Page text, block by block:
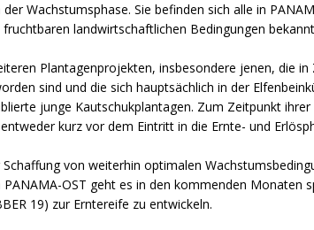
der Wachstumsphase. Sie befinden sich alle in
landwirtschaftlichen Bedingungen
Plantagenprojekten, insbesondere jenen, die
sind und die sich hauptsächlich in der
junge Kautschukplantagen. Zum Zeitpunkt
kurz vor dem Eintritt in die Ernte- und
Schaffung von weiterhin optimalen
PANAMA-OST geht es in den kommenden Monaten
19) zur Erntereife zu entwickeln.